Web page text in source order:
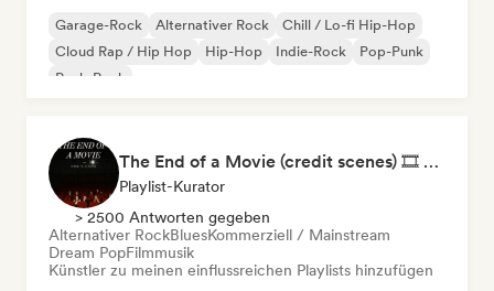
Garage-Rock Alternativer Rock
Chill / Lo-fi Hip-Hop
Cloud Rap / Hip Hop
Hip-Hop Indie-Rock
Pop-Punk
Punk-Rock
The End of a Movie (credit scenes) 🎞️ Cinematic Dream Pop & Bedroom Indie
Playlist-Kurator
> 2500 Antworten gegeben
Alternativer RockBluesKommerziell / Mainstream
Dream PopFilmmusik
Künstler zu meinen einflussreichen Playlists hinzufügen